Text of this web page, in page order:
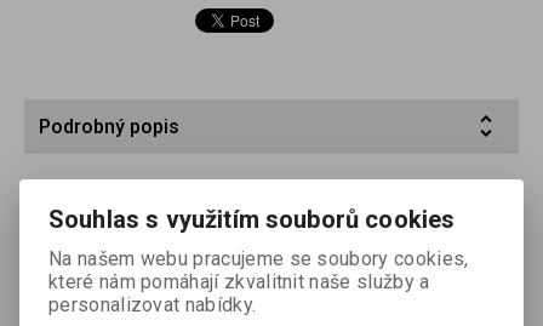
Podrobný popis
proměnnou gradací, vyrobený na papírové podložce
oboustranně laminované polyetylenem (RC). Jeho gradace se
mění při expozici pomocí barevných filtrů v širokém rozmezí
od extra měkké až po ultratvrdou. Papír je určen pro
amatérskou, komerční a uměleckou, fotografii i pro další
Souhlas s využitím souborů cookies
Na našem webu pracujeme se soubory cookies,
které nám pomáhají zkvalitnit naše služby a
personalizovat nabídky.